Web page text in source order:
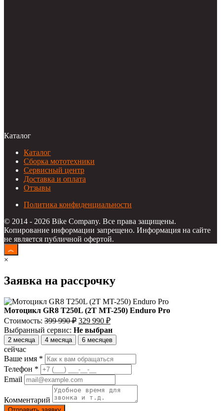
Каталог
Каталог
Сборка мототехники
Сервисный центр
Доставка и оплата
Отзывы
Политика конфиденциальности
© 2014 - 2026 Bike Company. Все права защищены.
Копирование информации запрещено. Информация на сайте
не является публичной офертой.
×
Заявка на рассрочку
Мотоцикл GR8 T250L (2T MT-250) Enduro Pro
Стоимость: 399 990₽ Первоначальная
цена
составляла
399
990
₽.
329 990 ₽Текущая
цена:
329
990
₽.
Выбранный сервис: Не выбран
2 месяца 4 месяца 6 месяцев
сейчас
Ваше имя *
Телефон *
Email
Комментарий